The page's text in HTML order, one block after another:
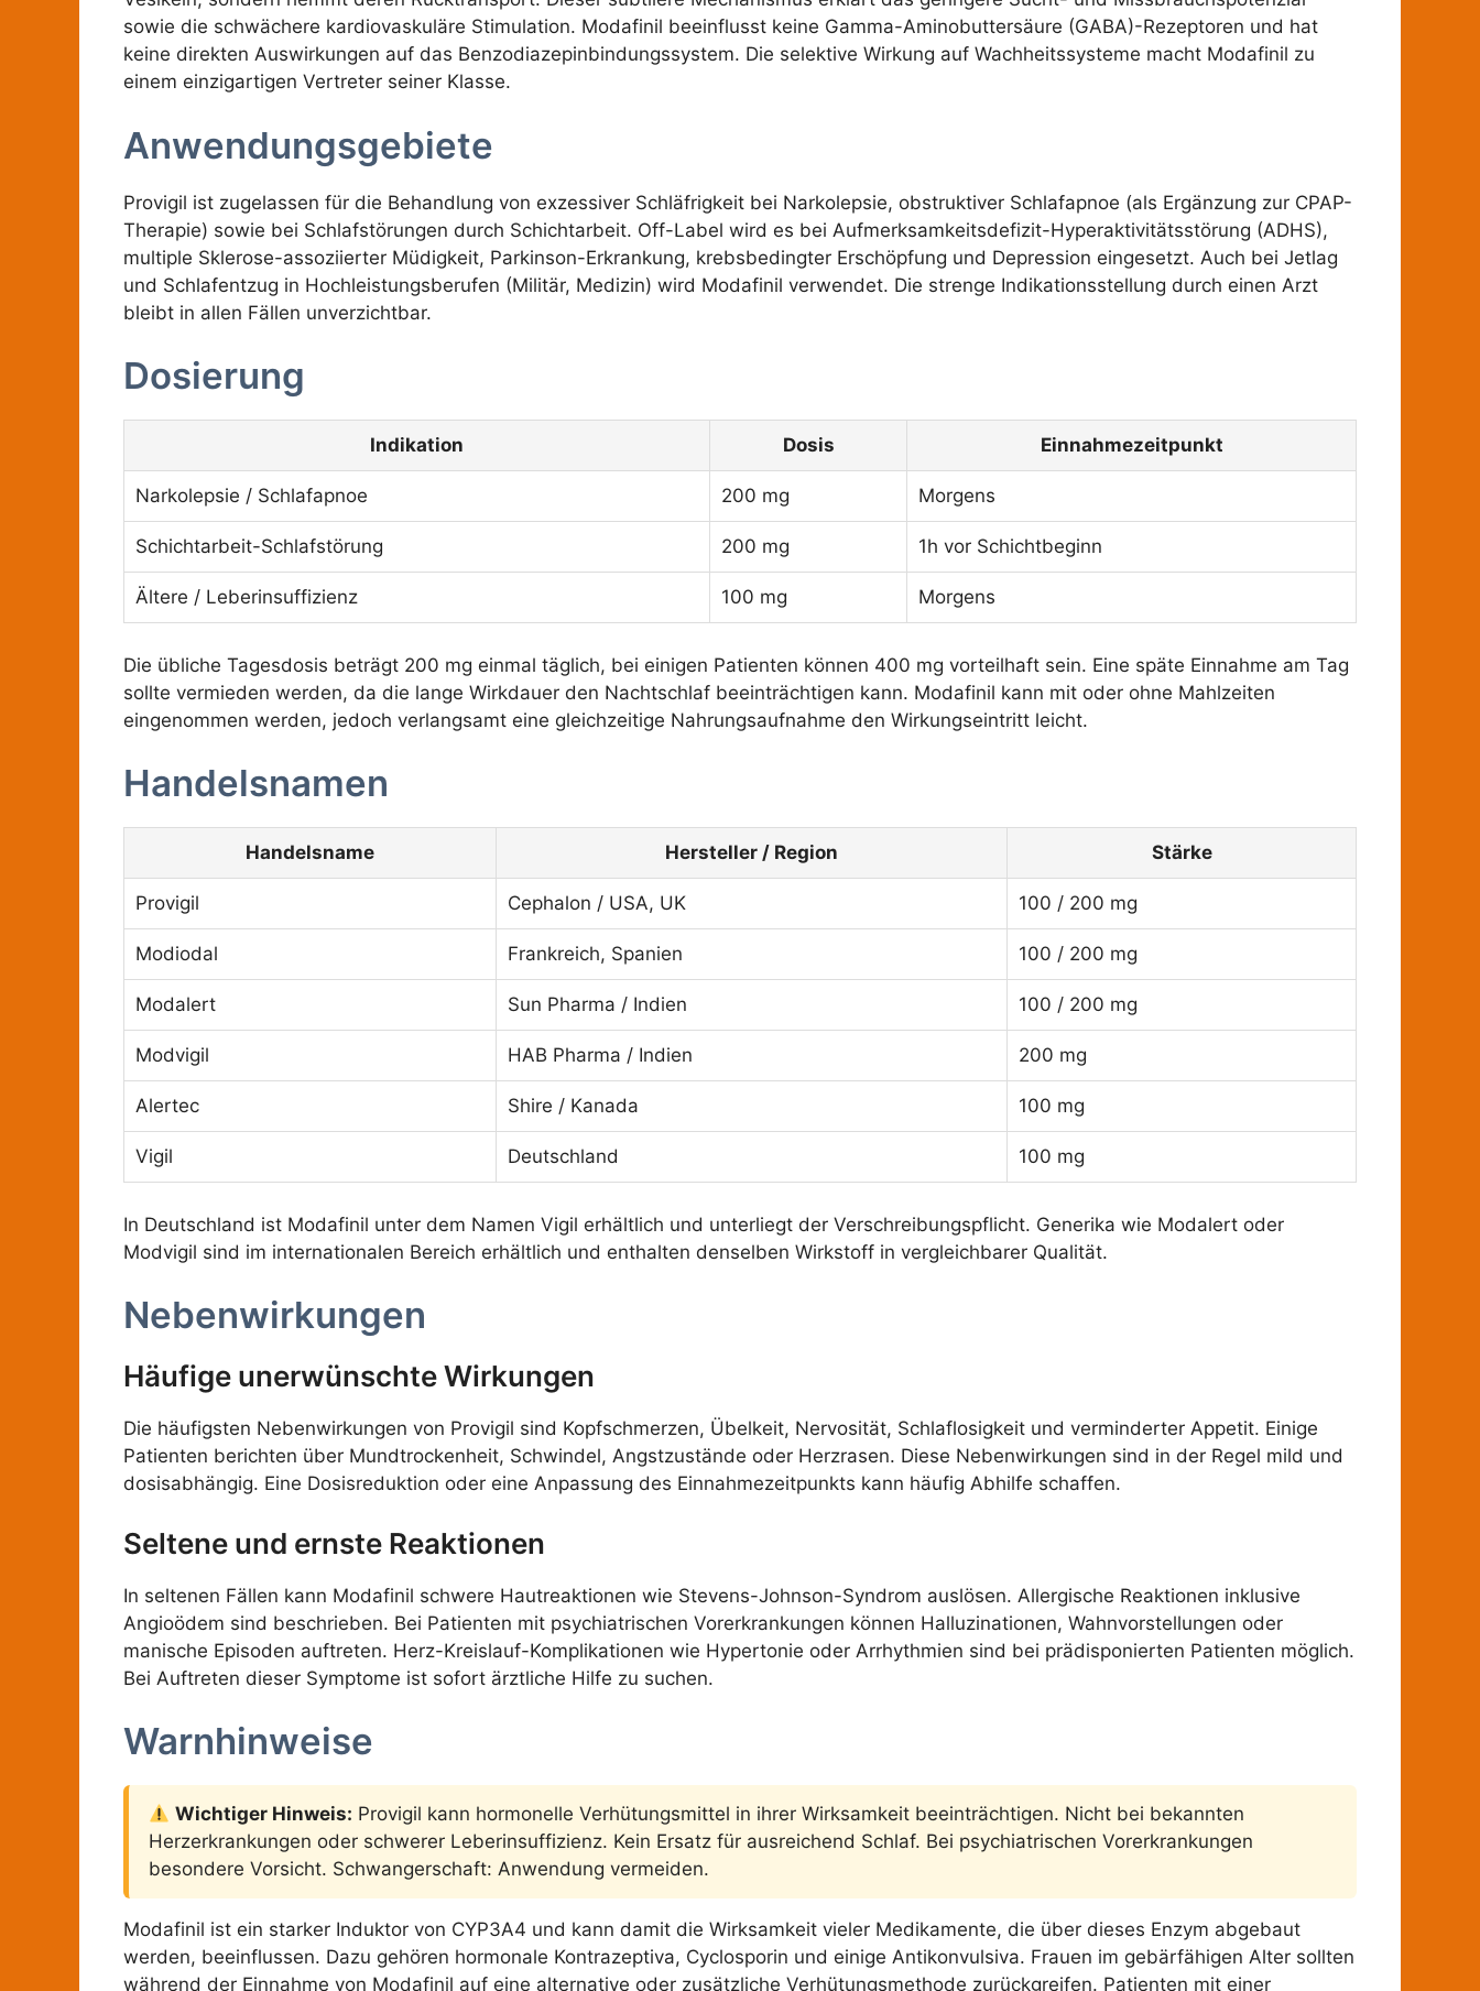
sowie die schwächere kardiovaskuläre Stimulation. Modafinil beeinflusst keine Gamma-Aminobuttersäure (GABA)-Rezeptoren und hat
keine direkten Auswirkungen auf das Benzodiazepinbindungssystem. Die selektive Wirkung auf Wachheitssysteme macht Modafinil zu
einem einzigartigen Vertreter seiner Klasse.
Anwendungsgebiete
Provigil ist zugelassen für die Behandlung von exzessiver Schläfrigkeit bei Narkolepsie, obstruktiver Schlafapnoe (als Ergänzung zur CPAP-
Therapie) sowie bei Schlafstörungen durch Schichtarbeit. Off-Label wird es bei Aufmerksamkeitsdefizit-Hyperaktivitätsstörung (ADHS),
multiple Sklerose-assoziierter Müdigkeit, Parkinson-Erkrankung, krebsbedingter Erschöpfung und Depression eingesetzt. Auch bei Jetlag
und Schlafentzug in Hochleistungsberufen (Militär, Medizin) wird Modafinil verwendet. Die strenge Indikationsstellung durch einen Arzt
bleibt in allen Fällen unverzichtbar.
Dosierung
Indikation Dosis Einnahmezeitpunkt
Narkolepsie / Schlafapnoe 200 mg Morgens
Schichtarbeit-Schlafstörung 200 mg 1h vor Schichtbeginn
Ältere / Leberinsuffizienz 100 mg Morgens
Die übliche Tagesdosis beträgt 200 mg einmal täglich, bei einigen Patienten können 400 mg vorteilhaft sein. Eine späte Einnahme am Tag
sollte vermieden werden, da die lange Wirkdauer den Nachtschlaf beeinträchtigen kann. Modafinil kann mit oder ohne Mahlzeiten
eingenommen werden, jedoch verlangsamt eine gleichzeitige Nahrungsaufnahme den Wirkungseintritt leicht.
Handelsnamen
Handelsname Hersteller / Region Stärke
Provigil Cephalon / USA, UK 100 / 200 mg
Modiodal Frankreich, Spanien 100 / 200 mg
Modalert Sun Pharma / Indien 100 / 200 mg
Modvigil HAB Pharma / Indien 200 mg
Alertec Shire / Kanada 100 mg
Vigil Deutschland 100 mg
In Deutschland ist Modafinil unter dem Namen Vigil erhältlich und unterliegt der Verschreibungspflicht. Generika wie Modalert oder
Modvigil sind im internationalen Bereich erhältlich und enthalten denselben Wirkstoff in vergleichbarer Qualität.
Nebenwirkungen
Häufige unerwünschte Wirkungen
Die häufigsten Nebenwirkungen von Provigil sind Kopfschmerzen, Übelkeit, Nervosität, Schlaflosigkeit und verminderter Appetit. Einige
Patienten berichten über Mundtrockenheit, Schwindel, Angstzustände oder Herzrasen. Diese Nebenwirkungen sind in der Regel mild und
dosisabhängig. Eine Dosisreduktion oder eine Anpassung des Einnahmezeitpunkts kann häufig Abhilfe schaffen.
Seltene und ernste Reaktionen
In seltenen Fällen kann Modafinil schwere Hautreaktionen wie Stevens-Johnson-Syndrom auslösen. Allergische Reaktionen inklusive
Angioödem sind beschrieben. Bei Patienten mit psychiatrischen Vorerkrankungen können Halluzinationen, Wahnvorstellungen oder
manische Episoden auftreten. Herz-Kreislauf-Komplikationen wie Hypertonie oder Arrhythmien sind bei prädisponierten Patienten möglich.
Bei Auftreten dieser Symptome ist sofort ärztliche Hilfe zu suchen.
Warnhinweise
Wichtiger Hinweis: Provigil kann hormonelle Verhütungsmittel in ihrer Wirksamkeit beeinträchtigen. Nicht bei bekannten
Herzerkrankungen oder schwerer Leberinsuffizienz. Kein Ersatz für ausreichend Schlaf. Bei psychiatrischen Vorerkrankungen
besondere Vorsicht. Schwangerschaft: Anwendung vermeiden.
Modafinil ist ein starker Induktor von CYP3A4 und kann damit die Wirksamkeit vieler Medikamente, die über dieses Enzym abgebaut
werden, beeinflussen. Dazu gehören hormonale Kontrazeptiva, Cyclosporin und einige Antikonvulsiva. Frauen im gebärfähigen Alter sollten
während der Einnahme von Modafinil auf eine alternative oder zusätzliche Verhütungsmethode zurückgreifen. Patienten mit einer